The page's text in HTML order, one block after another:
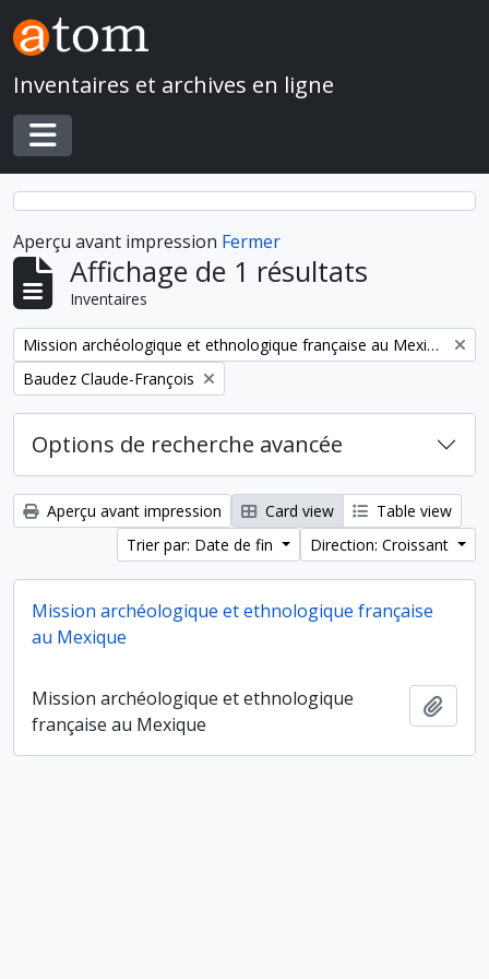
Skip to main content
Inventaires et archives en ligne
Toggle navigation
Aperçu avant impression Fermer
Affichage de 1 résultats
Inventaires
Remove filter:
Mission archéologique et ethnologique française au Mexique
Remove filter:
Baudez Claude-François
Options de recherche avancée
Aperçu avant impression Card view
Table view
Trier par: Date de fin
Direction: Croissant
Mission archéologique et ethnologique française
au Mexique
Mission archéologique et ethnologique
française au Mexique